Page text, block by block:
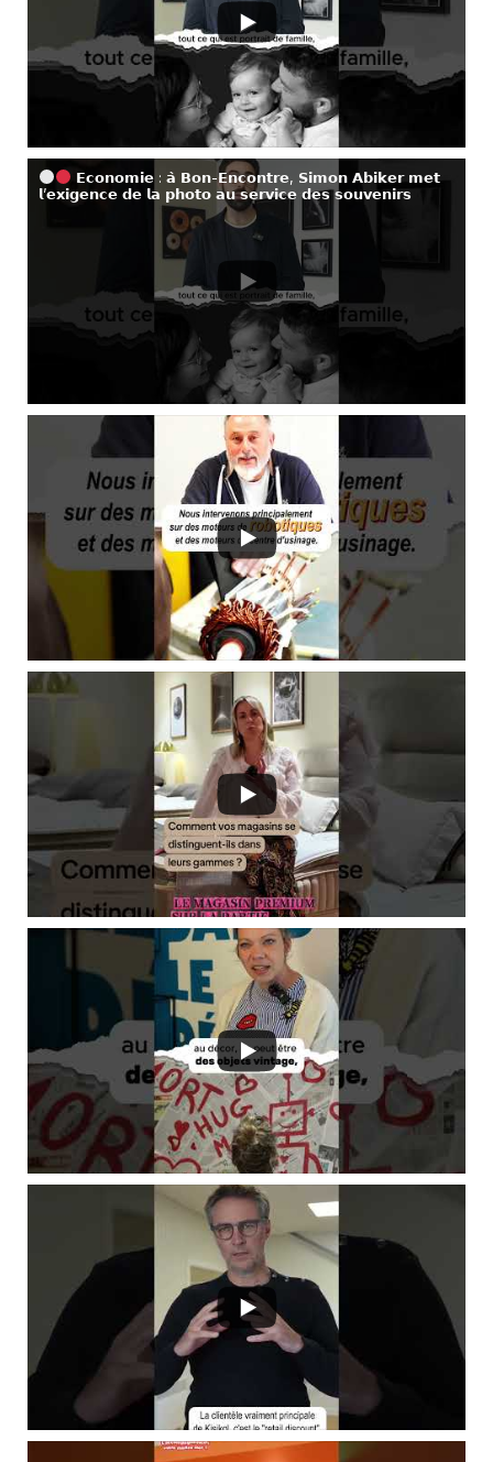
𝗘𝗰𝗼𝗻𝗼𝗺𝗶𝗲 : 𝗮̀ 𝗕𝗼𝗻-𝗘𝗻𝗰𝗼𝗻𝘁𝗿𝗲, 𝗦𝗶𝗺𝗼𝗻 𝗔𝗯𝗶𝗸𝗲𝗿 𝗺𝗲𝘁
𝗹’𝗲𝘅𝗶𝗴𝗲𝗻𝗰𝗲 𝗱𝗲 𝗹𝗮 𝗽𝗵𝗼𝘁𝗼 𝗮𝘂 𝘀𝗲𝗿𝘃𝗶𝗰𝗲 𝗱𝗲𝘀 𝘀𝗼𝘂𝘃𝗲𝗻𝗶𝗿𝘀